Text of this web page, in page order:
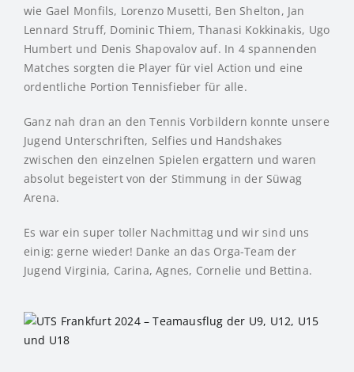
wie Gael Monfils, Lorenzo Musetti, Ben Shelton, Jan
Lennard Struff, Dominic Thiem, Thanasi Kokkinakis, Ugo
Humbert und Denis Shapovalov auf. In 4 spannenden
Matches sorgten die Player für viel Action und eine
ordentliche Portion Tennisfieber für alle.
Ganz nah dran an den Tennis Vorbildern konnte unsere
Jugend Unterschriften, Selfies und Handshakes
zwischen den einzelnen Spielen ergattern und waren
absolut begeistert von der Stimmung in der Süwag
Arena.
Es war ein super toller Nachmittag und wir sind uns
einig: gerne wieder! Danke an das Orga-Team der
Jugend Virginia, Carina, Agnes, Cornelie und Bettina.